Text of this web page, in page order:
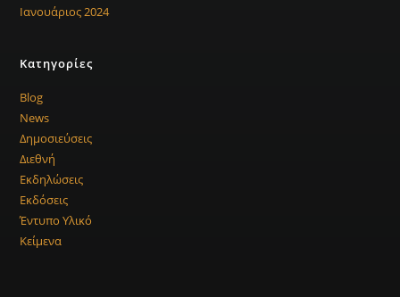
Ιανουάριος 2024
Kατηγορίες
Blog
News
Δημοσιεύσεις
Διεθνή
Εκδηλώσεις
Εκδόσεις
Έντυπο Υλικό
Κείμενα